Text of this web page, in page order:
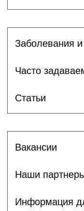
Заболевания
Часто
Статьи
Вакансии
Наши
Информация